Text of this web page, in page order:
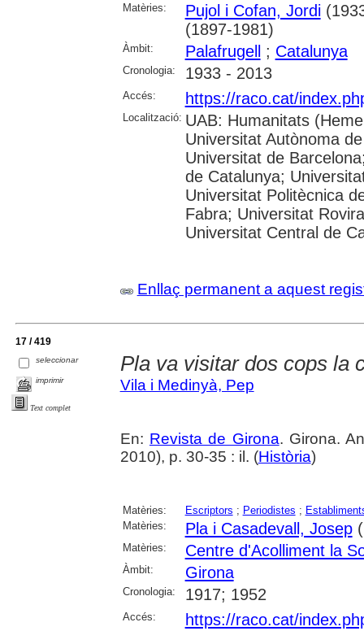
Matèries:
Pujol i Cofan, Jordi
(1897-1981)
Àmbit: Palafrugell ; Catalunya
Cronologia: 1933 - 2013
Accés: https://raco.cat/
Localització: UAB: Humanitats
Universitat Autònoma
Universitat de
de Catalunya;
Universitat Politècnica
Fabra; Universitat
Universitat Central de
Enllaç permanent a aquest
17 / 419
seleccionar
imprimir
Text complet
Pla va visitar dos cops la
Vila i Medinyà, Pep
En: Revista de Girona. Girona.
2010), p. 30-35 : il. (Història)
Matèries: Escriptors ; Periodistes ;
Matèries:
Pla i Casadevall, Josep
Matèries: Centre d'Acolliment la
Àmbit: Girona
Cronologia: 1917; 1952
Accés: https://raco.cat/